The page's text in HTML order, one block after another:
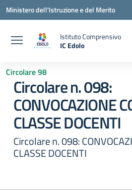
Vai ai contenuti
Vai al menu di navigazione
Vai al footer
Ministero dell'Istruzione e del Merito
Istituto Comprensivo
IC Edolo
Circolare 98
Circolare n. 098:
CONVOCAZIONE
CLASSE DOCENTI
Circolare n. 098:
CLASSE DOCENTI